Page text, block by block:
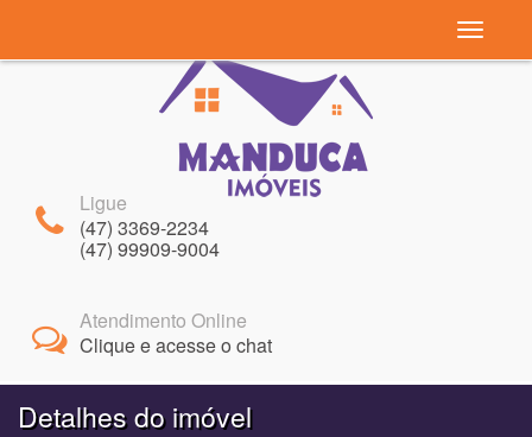
Ligue
(47) 3369-2234
(47) 99909-9004
Atendimento Online
Clique e acesse o chat
Detalhes do imóvel